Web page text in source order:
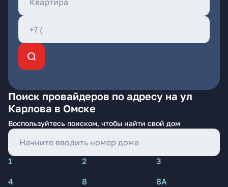
Поиск провайдеров по адресу на ул
Карлова в Омске
Воспользуйтесь поиском, чтобы найти свой дом
1 2
3
4
8
8А